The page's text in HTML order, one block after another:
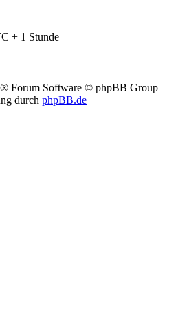
+ 1 Stunde
® Forum Software © phpBB Group
durch phpBB.de